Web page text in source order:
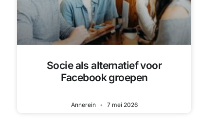
Socie als alternatief voor
Facebook groepen
Annerein 7 mei 2026